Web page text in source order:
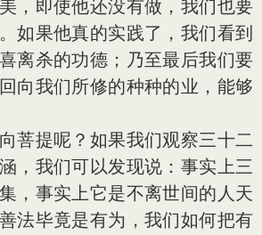
，即使他还没有做，我们也要
如果他真的实践了，我们看到
离杀的功德；乃至最后我们要
向我们所修的种种的业，能够
提呢？如果我们观察三十二
，我们可以发现说：事实上三
，事实上它是不离世间的人天
法毕竟是有为，我们如何把有